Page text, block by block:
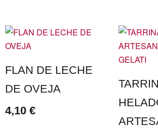
FLAN DE LECHE
DE OVEJA
4,10 €